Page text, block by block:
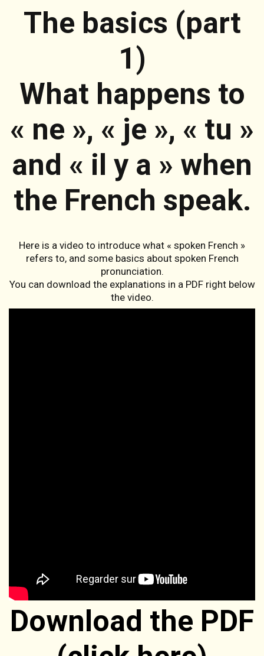
The basics (part
1)
What happens to
« ne », « je », « tu »
and « il y a » when
the French speak.
Here is a video to introduce what « spoken French »
refers to, and some basics about spoken French
pronunciation.
You can download the explanations in a PDF right below
the video.
Download the PDF